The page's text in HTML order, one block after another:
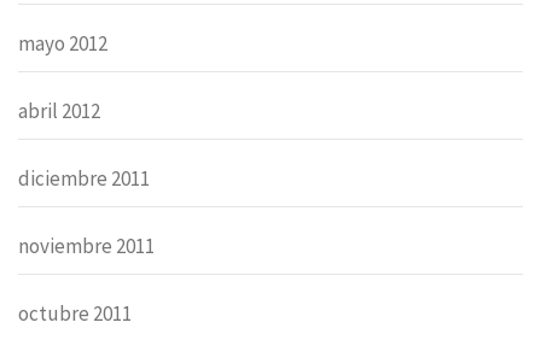
mayo 2012
abril 2012
diciembre 2011
noviembre 2011
octubre 2011